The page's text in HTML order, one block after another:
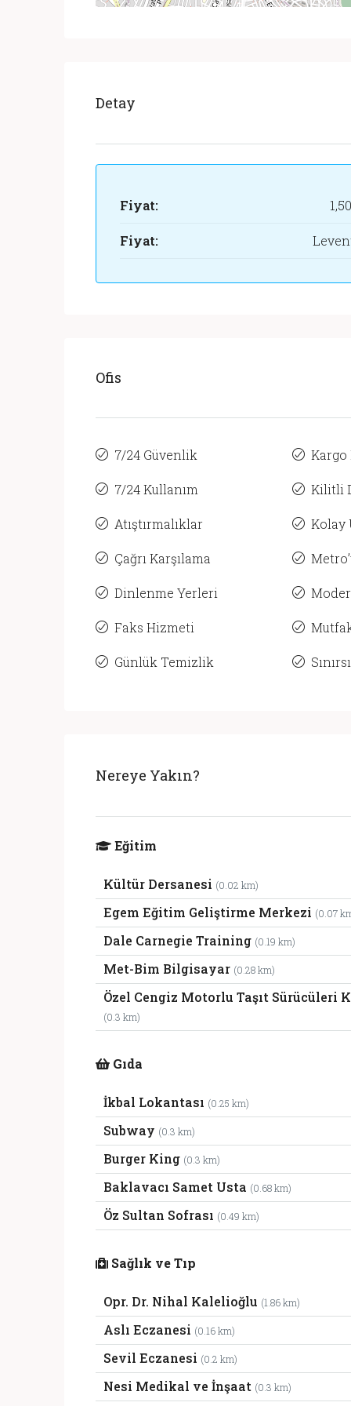
Detay
Fiyat:
Fiyat:
Ofis
7/24 Güvenlik
7/24 Kullanım
Atıştırmalıklar
Çağrı Karşılama
Dinlenme Yerleri
Faks Hizmeti
Günlük Temizlik
Kilitli
Kolay
Nereye Yakın?
Eğitim
Kültür Dersanesi (0.02 km)
Egem Eğitim Geliştirme Merkezi (0.07
Dale Carnegie Training (0.19 km)
Met-Bim Bilgisayar (0.28 km)
Özel Cengiz Motorlu Taşıt Sürücüleri
(0.3 km)
Gıda
İkbal Lokantası (0.25 km)
Subway (0.3 km)
Burger King (0.3 km)
Baklavacı Samet Usta (0.68 km)
Öz Sultan Sofrası (0.49 km)
Sağlık ve Tıp
Opr. Dr. Nihal Kalelioğlu (1.86 km)
Aslı Eczanesi (0.16 km)
Sevil Eczanesi (0.2 km)
Nesi Medikal ve İnşaat (0.3 km)